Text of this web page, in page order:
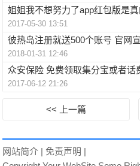
姐姐我不想努力了app红包版是真
2017-05-30 13:51
彼热岛注册就送500个账号 官网
2018-01-31 12:46
众安保险 免费领取集分宝或者话
2017-06-12 21:26
<< 上一篇
网站简介 | 免责声明 |